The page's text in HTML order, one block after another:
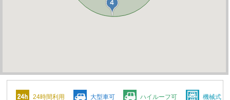
24時間利用 大型車可 ハイルーフ可 機械式